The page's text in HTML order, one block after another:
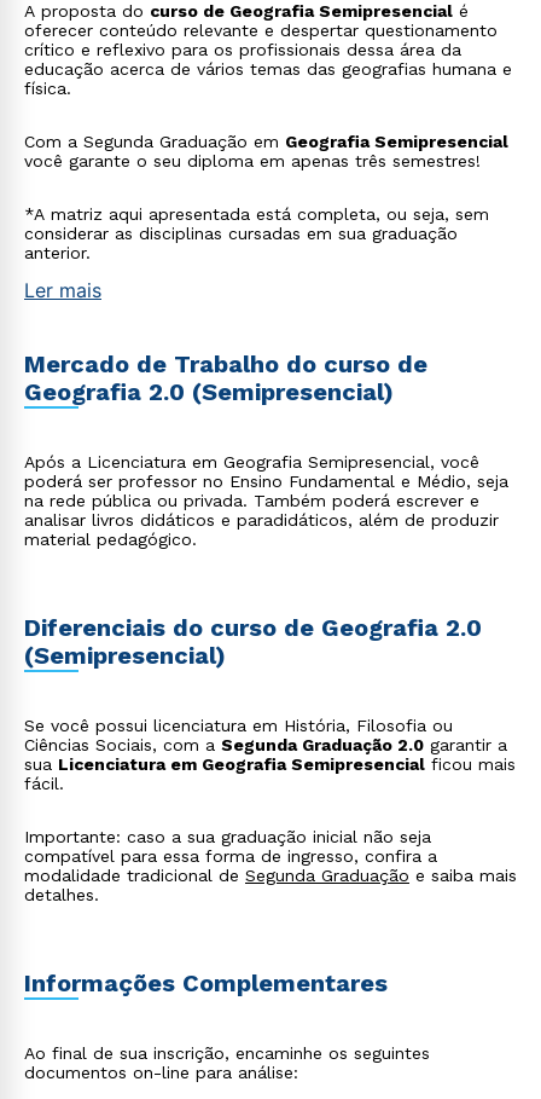
A proposta do curso de Geografia Semipresencial é
oferecer conteúdo relevante e despertar questionamento
crítico e reflexivo para os profissionais dessa área da
educação acerca de vários temas das geografias humana e
física.
Com a Segunda Graduação em Geografia Semipresencial
você garante o seu diploma em apenas três semestres!
*A matriz aqui apresentada está completa, ou seja, sem
considerar as disciplinas cursadas em sua graduação
anterior.
Ler mais
Mercado de Trabalho do curso de
Geografia 2.0 (Semipresencial)
Após a Licenciatura em Geografia Semipresencial, você
poderá ser professor no Ensino Fundamental e Médio, seja
na rede pública ou privada. Também poderá escrever e
analisar livros didáticos e paradidáticos, além de produzir
material pedagógico.
Diferenciais do curso de Geografia 2.0
(Semipresencial)
Se você possui licenciatura em História, Filosofia ou
Ciências Sociais, com a Segunda Graduação 2.0 garantir a
sua Licenciatura em Geografia Semipresencial ficou mais
fácil.
Importante: caso a sua graduação inicial não seja
compatível para essa forma de ingresso, confira a
modalidade tradicional de Segunda Graduação e saiba mais
detalhes.
Informações Complementares
Ao final de sua inscrição, encaminhe os seguintes
documentos on-line para análise: